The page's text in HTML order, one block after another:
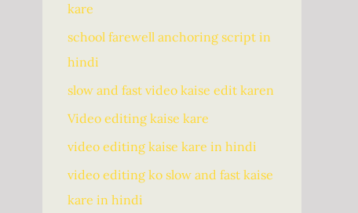
kare
school farewell anchoring script in
hindi
slow and fast video kaise edit karen
Video editing kaise kare
video editing kaise kare in hindi
video editing ko slow and fast kaise
kare in hindi